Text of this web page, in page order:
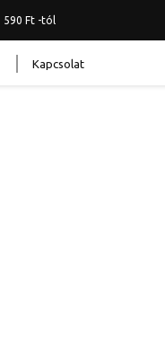
590 Ft -tól
Kapcsolat